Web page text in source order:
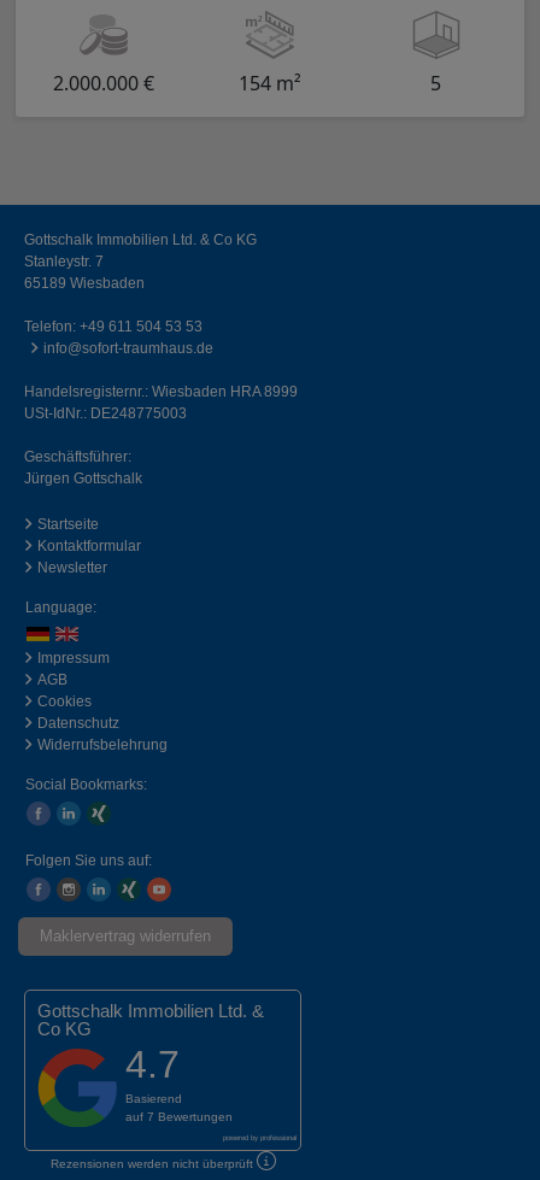
2.000.000 € 154 m² 5
Gottschalk Immobilien Ltd. & Co KG
Stanleystr. 7
65189 Wiesbaden
Telefon: +49 611 504 53 53
info@sofort-traumhaus.de
Handelsregisternr.: Wiesbaden HRA 8999
USt-IdNr.: DE248775003
Geschäftsführer:
Jürgen Gottschalk
Startseite
Kontaktformular
Newsletter
Language:
Impressum
AGB
Cookies
Datenschutz
Widerrufsbelehrung
Social Bookmarks:
Folgen Sie uns auf:
Maklervertrag widerrufen
Gottschalk Immobilien Ltd. &
Co KG
4.7
Basierend
auf 7 Bewertungen
powered by professional
Rezensionen werden nicht überprüft